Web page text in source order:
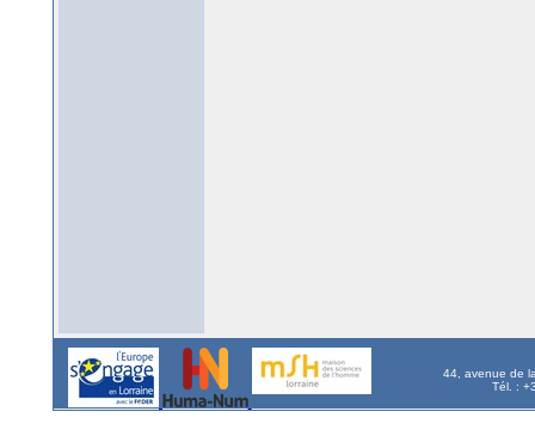
44, avenue de
Tél. :